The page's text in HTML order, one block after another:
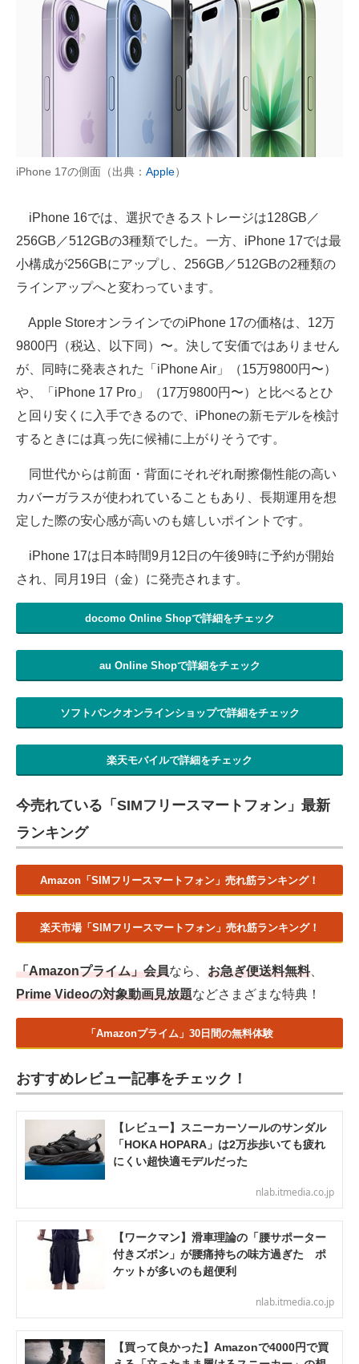
iPhone 17の側面（出典： Apple）
iPhone 16では、選択できるストレージは128GB／
256GB／512GBの3種類でした。一方、iPhone 17では最
小構成が256GBにアップし、256GB／512GBの2種類の
ラインアップへと変わっています。
Apple StoreオンラインでのiPhone 17の価格は、12万
9800円（税込、以下同）〜。決して安価ではありません
が、同時に発表された「iPhone Air」（15万9800円〜）
や、「iPhone 17 Pro」（17万9800円〜）と比べるとひ
と回り安くに入手できるので、iPhoneの新モデルを検討
するときには真っ先に候補に上がりそうです。
同世代からは前面・背面にそれぞれ耐擦傷性能の高い
カバーガラスが使われていることもあり、長期運用を想
定した際の安心感が高いのも嬉しいポイントです。
iPhone 17は日本時間9月12日の午後9時に予約が開始
され、同月19日（金）に発売されます。
docomo Online Shopで詳細をチェック
au Online Shopで詳細をチェック
ソフトバンクオンラインショップで詳細をチェック
楽天モバイルで詳細をチェック
今売れている「SIMフリースマートフォン」最新
ランキング
Amazon「SIMフリースマートフォン」売れ筋ランキング！
楽天市場「SIMフリースマートフォン」売れ筋ランキング！
「Amazonプライム」会員なら、 お急ぎ便送料無料
Prime Videoの対象動画見放題などさまざまな特典！
「Amazonプライム」30日間の無料体験
おすすめレビュー記事をチェック！
【レビュー】スニーカーソールのサンダル
「HOKA HOPARA」は2万歩歩いても疲れ
にくい超快適モデルだった
nlab.itmedia.co.jp
【ワークマン】滑車理論の「腰サポーター
付きズボン」が腰痛持ちの味方過ぎた ポ
ケットが多いのも超便利
nlab.itmedia.co.jp
【買って良かった】Amazonで4000円で買